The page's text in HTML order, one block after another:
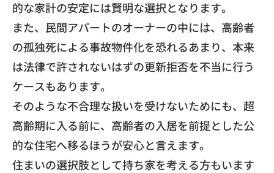
的な家計の安定には賢明な選択となります。
​また、民間アパートのオーナーの中には、 高齢者
の孤独死による事故物件化を恐れるあまり、 本来
は法律で許されないはずの更新拒否を不当に行う
ケースもあり ます。
そのような不合理な扱いを受けないためにも、 超
高齢期に入る前に、 高齢者の入居を前提とした公
的な住宅へ移るほうが安心と言えます。
​住まいの選択肢として持ち家を考える方もいます